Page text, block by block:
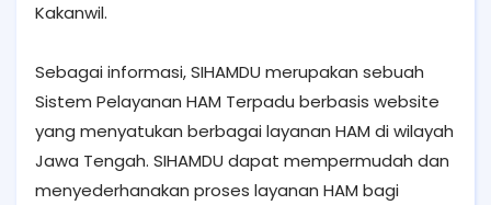
Kakanwil.
Sebagai informasi, SIHAMDU merupakan sebuah
Sistem Pelayanan HAM Terpadu berbasis website
yang menyatukan berbagai layanan HAM di wilayah
Jawa Tengah. SIHAMDU dapat mempermudah dan
menyederhanakan proses layanan HAM bagi